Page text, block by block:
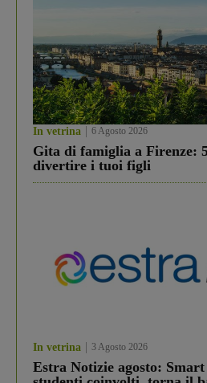
In vetrina 6 Agosto 2026
Gita di famiglia a Firenze:
divertire i tuoi figli
In vetrina 3 Agosto 2026
Estra Notizie agosto: